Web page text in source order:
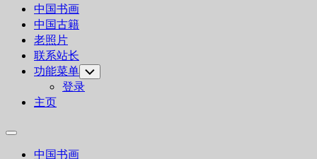
中国书画
中国古籍
老照片
联系站长
功能菜单 Toggle
Child
Menu
登录
主页
Expand
中国书画